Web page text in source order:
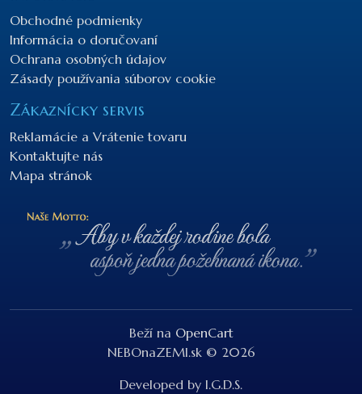
Obchodné podmienky
Informácia o doručovaní
Ochrana osobných údajov
Zásady používania súborov cookie
Zákaznícky servis
Reklamácie a Vrátenie tovaru
Kontaktujte nás
Mapa stránok
Beží na OpenCart
NEBOnaZEMI.sk © 2026
Developed by I.G.D.S.